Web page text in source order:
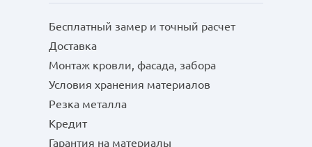
Бесплатный замер и точный расчет
Доставка
Монтаж кровли, фасада, забора
Условия хранения материалов
Резка металла
Кредит
Гарантия на материалы